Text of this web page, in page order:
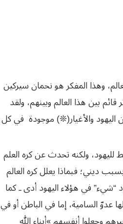
وهذا المفكر هو نحمان سيركين
قائم بين هذا العالم وبينهم، ولقد
اليهودوالأغيار(❊)موجودة فيكل
ولكنه تحدث عن كره العلم
ديني؛ فبماذا يعلل كره العالم
“شيء” في هؤلاء اليهود أدى ـ كما
عدوّ السامية، إما في الباطن أو في